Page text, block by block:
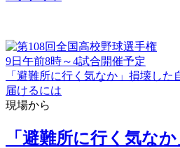
9日午前8時～4試合開催予定
「避難所に行く気なか」損壊し
届けるには
現場から
「避難所に行く気な